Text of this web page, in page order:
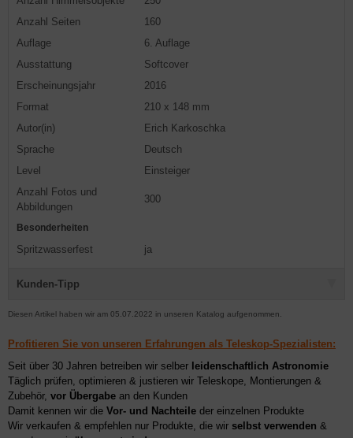
Anzahl Seiten
160
Auflage
6. Auflage
Ausstattung
Softcover
Erscheinungsjahr
2016
Format
210 x 148 mm
Autor(in)
Erich Karkoschka
Sprache
Deutsch
Level
Einsteiger
Anzahl Fotos und
Abbildungen
300
Besonderheiten
Spritzwasserfest ja
Kunden-Tipp
Diesen Artikel haben wir am 05.07.2022 in unseren Katalog aufgenommen.
Profitieren Sie von unseren Erfahrungen als Teleskop-Spezialisten:
Seit über 30 Jahren betreiben wir selber leidenschaftlich Astronomie
Täglich prüfen, optimieren & justieren wir Teleskope, Montierungen &
Zubehör, vor Übergabe an den Kunden
Damit kennen wir die Vor- und Nachteile der einzelnen Produkte
Wir verkaufen & empfehlen nur Produkte, die wir selbst verwenden &